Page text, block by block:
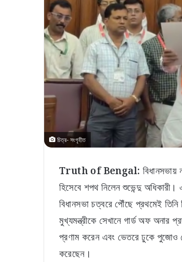
চিত্র- সংগৃহীত
Truth of Bengal:
হিসেবে শপথ নিলেন শুভেন্দু অধিকারী।
বিধানসভা চত্বরে পৌঁছে প্রথমেই
মুখ্যমন্ত্রীকে সেখানে গার্ড অফ অনার
প্রণাম করেন এবং ভেতরে ঢুকে পুজোও
করেছেন।